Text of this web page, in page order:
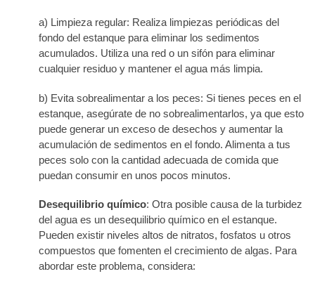
a) Limpieza regular: Realiza limpiezas periódicas del
fondo del estanque para eliminar los sedimentos
acumulados. Utiliza una red o un sifón para eliminar
cualquier residuo y mantener el agua más limpia.
b) Evita sobrealimentar a los peces: Si tienes peces en el
estanque, asegúrate de no sobrealimentarlos, ya que esto
puede generar un exceso de desechos y aumentar la
acumulación de sedimentos en el fondo. Alimenta a tus
peces solo con la cantidad adecuada de comida que
puedan consumir en unos pocos minutos.
Desequilibrio químico: Otra posible causa de la turbidez
del agua es un desequilibrio químico en el estanque.
Pueden existir niveles altos de nitratos, fosfatos u otros
compuestos que fomenten el crecimiento de algas. Para
abordar este problema, considera: